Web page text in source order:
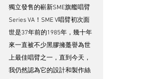
獨立發售的嶄新SME旗艦唱臂
Series VA！SME V唱臂初次面
世是37年前的1985年，幾十年
來一直被不少黑膠擁躉譽為世
上最佳唱臂之一，直到今天，
我仍然認為它的設計和製作絲